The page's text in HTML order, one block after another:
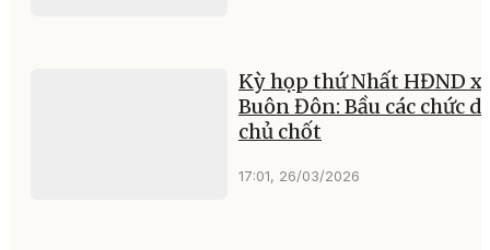
Kỳ họp thứ Nhất HĐND
Buôn Đôn: Bầu các chức
chủ chốt
17:01, 26/03/2026